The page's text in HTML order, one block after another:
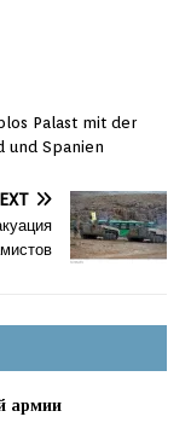
Palast mit der
und Spanien
армии